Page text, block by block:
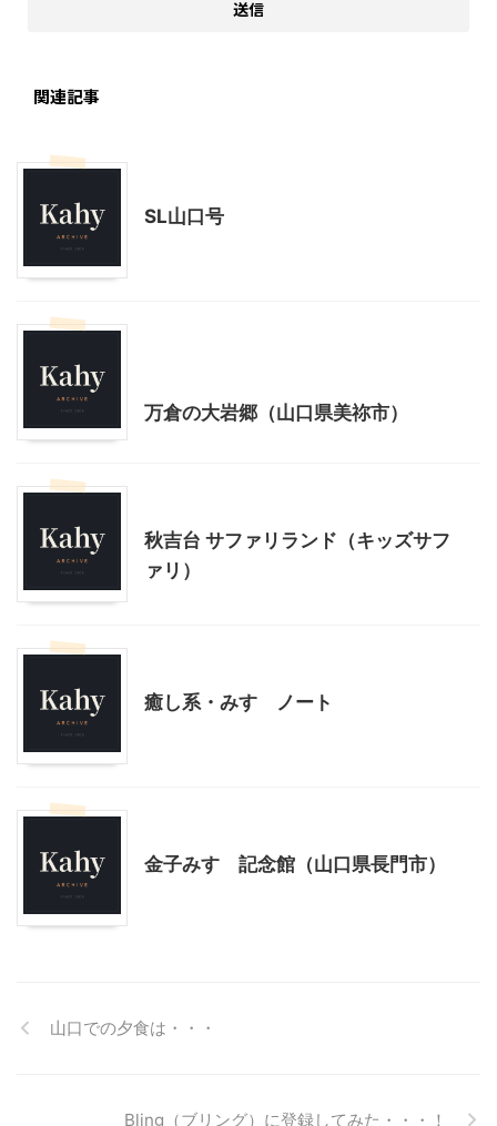
関連記事
SL山口号
万倉の大岩郷（山口県美祢市）
秋吉台 サファリランド（キッズサフ
ァリ）
癒し系・みすゞノート
金子みすゞ記念館（山口県長門市）
山口での夕食は・・・
Bling（ブリング）に登録してみた・・・！